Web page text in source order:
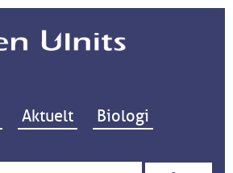
Hop til indhold
Aktuelt Biologi